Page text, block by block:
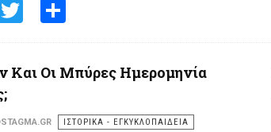
Twitter
Και Οι Μπύρες Ημερομηνία
ΙΣΤΟΡΙΚΑ - ΕΓΚΥΚΛΟΠΑΙΔΕΙΑ